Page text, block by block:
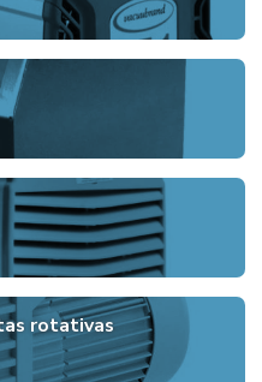
rotativas